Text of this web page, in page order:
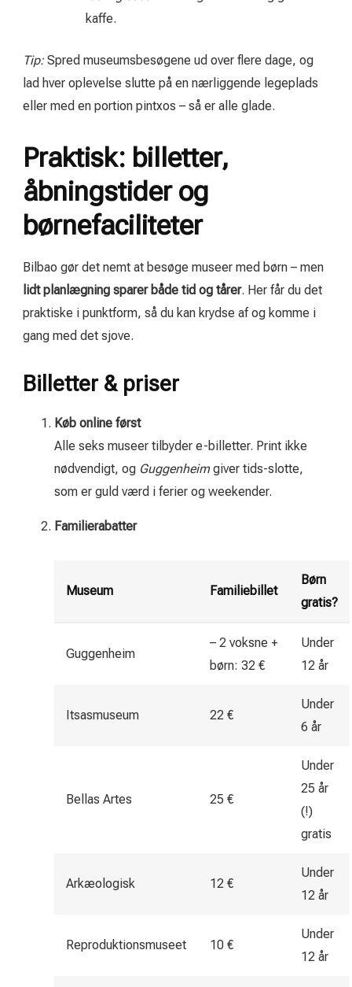
kaffe.
Tip: Spred museumsbesøgene ud over flere dage, og
lad hver oplevelse slutte på en nærliggende legeplads
eller med en portion pintxos – så er alle glade.
Praktisk: billetter,
åbningstider og
børnefaciliteter
Bilbao gør det nemt at besøge museer med børn – men
lidt planlægning sparer både tid og tårer. Her får du det
praktiske i punktform, så du kan krydse af og komme i
gang med det sjove.
Billetter & priser
Køb online først
Alle seks museer tilbyder e-billetter. Print ikke
nødvendigt, og Guggenheimgiver tids-slotte,
som er guld værd i ferier og weekender.
Familierabatter
Museum Familiebillet
Børn
gratis?
Guggenheim
– 2 voksne +
børn: 32 €
Under
12 år
Itsasmuseum 22 €
Under
6 år
Bellas Artes 25 €
Under
25 år
(!)
gratis
Arkæologisk 12 €
Under
12 år
Reproduktionsmuseet 10 €
Under
12 år